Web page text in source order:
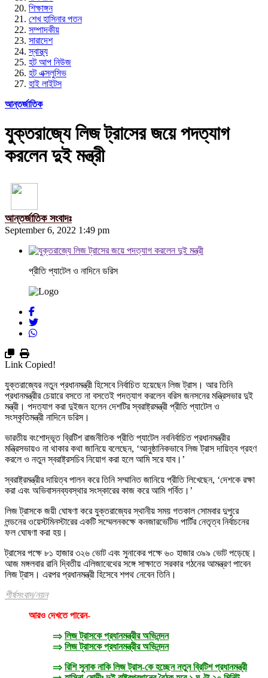
শিক্ষাঙ্গন
শেখ হাসিনার পতন
সম্পাদকীয়
সারাদেশ
স্বাস্থ্য
হট আপ নিউজ
হট এক্সলুসিভ
হাই লাইটস
আন্তর্জাতিক
যুক্তরাজ্যে লিজ ট্রাসের জয়ে পদত্যাগ
করলেন দুই মন্ত্রী
আন্তর্জাতিক সংবাদঃ
September 6, 2022 1:49 pm
প্রীতি প্যাটেল ও নাদিনে ডরিস
Link Copied!
যুক্তরাজ্যের নতুন প্রধানমন্ত্রী হিসেবে নির্বাচিত হয়েছেন লিজ ট্রাস। আর তিনি
প্রধানমন্ত্রীর চেয়ারে বসতে না বসতেই পদত্যাগ করলেন বরিস জনসনের মন্ত্রিসভার দুই
মন্ত্রী। পদত্যাগ করা দুইজন হলেন দেশটির স্বরাষ্ট্রমন্ত্রী প্রীতি প্যাটেল ও
সংস্কৃতিমন্ত্রী নাদিনে ডরিস।
ভারতীয় বংশোদ্ভূত ব্রিটিশ রাজনীতিক প্রীতি প্যাটেল নবনির্বাচিত প্রধানমন্ত্রীর
মন্ত্রিসভায়ও না থাকার কথা জানিয়ে বলেছেন, ‘আনুষ্ঠানিকভাবে লিজ ট্রাস দায়িত্ব গ্রহণ
করলে ও নতুন স্বরাষ্ট্রসচিব নিয়োগ করা হলে আমি সরে যাব।’
স্বরাষ্ট্রমন্ত্রীর দায়িত্ব পালন করে তিনি সম্মানিত জানিয়ে প্রীতি লিখেছেন, ‘দেশকে রক্ষা
করা এবং অভিবাসনব্যবস্থার সংস্কারের কাজ করে আমি গর্বিত।’
লিজ ট্রাসকে জয়ী ঘোষণা করে যুক্তরাজ্যের স্থানীয় সময় গতকাল সোমবার দুপুরে
লন্ডনের ওয়েস্টমিনস্টারের একটি সম্মেলনকক্ষে কনজারভেটিভ পার্টির নেতৃত্ব নির্বাচনের
ফল ঘোষণা করা হয়।
ট্রাসের পক্ষে ৮১ হাজার ৩২৬ ভোট এবং সুনাকের পক্ষে ৬০ হাজার ৩৯৯ ভোট পড়েছে।
আজ মঙ্গলবার রানি দ্বিতীয় এলিজাবেথের সঙ্গে সাক্ষাতে সরকার গঠনের আমন্ত্রণ পাবেন
লিজ ট্রাস। এরপর প্রধানমন্ত্রী হিসেবে শপথ নেবেন তিনি।
শীর্ষসংবাদ/নয়ন
আরও দেখতে পারেন-
⇒ লিজ ট্রাসকে প্রধানমন্ত্রীর অভিনন্দন
⇒ লিজ ট্রাসকে প্রধানমন্ত্রীর অভিনন্দন
⇒ রিশি সুনাক নাকি লিজ ট্রাস-কে হচ্ছেন নতুন ব্রিটিশ প্রধানমন্ত্রী